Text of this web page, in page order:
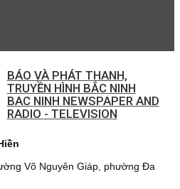
BÁO VÀ PHÁT THANH,
TRUYỀN HÌNH BẮC NINH
BAC NINH NEWSPAPER AND
RADIO - TELEVISION
Võ Nguyên Giáp, phường Đa